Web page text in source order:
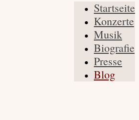
Startseite
Konzerte
Musik
Biografie
Presse
Blog